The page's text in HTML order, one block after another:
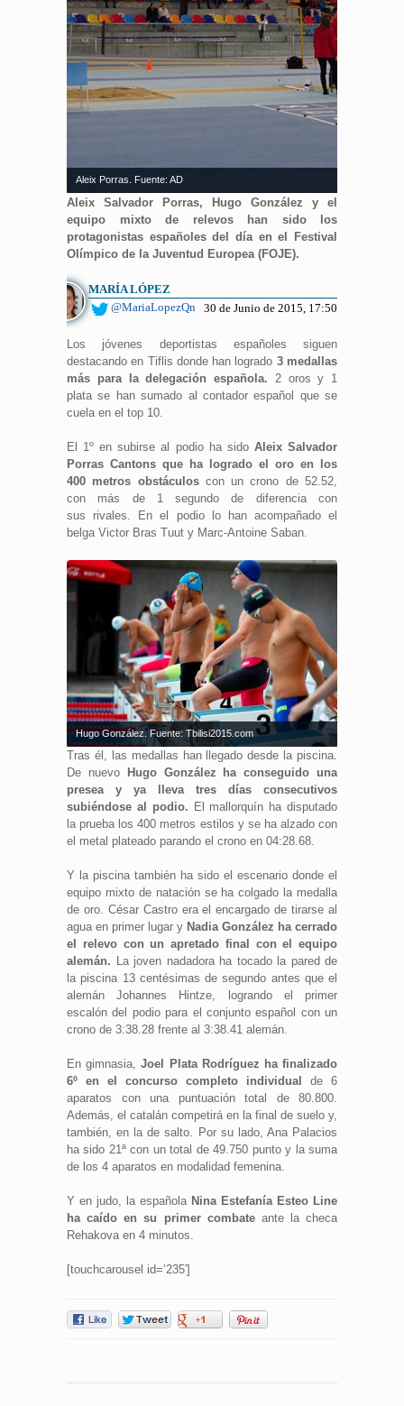
Aleix Porras. Fuente: AD
Aleix Salvador Porras, Hugo González y el
equipo mixto de relevos han sido los
protagonistas españoles del día en el Festival
Olímpico de la Juventud Europea (FOJE).
MARÍA LÓPEZ
@MariaLopezQn 30 de Junio de 2015, 17:50
Los jóvenes deportistas españoles siguen
destacando en Tiflis donde han logrado 3 medallas
más para la delegación española. 2 oros y 1
plata se han sumado al contador español que se
cuela en el top 10.
El 1º en subirse al podio ha sido Aleix Salvador
Porras Cantons que ha logrado el oro en los
400 metros obstáculoscon un crono de 52.52,
con más de 1 segundo de diferencia con
sus rivales. En el podio lo han acompañado el
belga Victor Bras Tuut y Marc-Antoine Saban.
Hugo González. Fuente: Tbilisi2015.com
Tras él, las medallas han llegado desde la piscina.
De nuevo
Hugo González ha conseguido una
presea y ya lleva tres días consecutivos
subiéndose al podio. El mallorquín ha disputado
la prueba los 400 metros estilos y se ha alzado con
el metal plateado parando el crono en 04:28.68.
Y la piscina también ha sido el escenario donde el
equipo mixto de natación se ha colgado la medalla
de oro. César Castro era el encargado de tirarse al
agua en primer lugar y Nadia González ha cerrado
el relevo con un apretado final con el equipo
alemán. La joven nadadora ha tocado la pared de
la piscina 13 centésimas de segundo antes que el
alemán Johannes Hintze, logrando el primer
escalón del podio para el conjunto español con un
crono de 3:38.28 frente al 3:38.41 alemán.
En gimnasia,Joel Plata Rodríguez ha finalizado
6º en el concurso completo individual
de 6
aparatos con una puntuación total de 80.800.
Además, el catalán competirá en la final de suelo y,
también, en la de salto. Por su lado, Ana Palacios
ha sido 21ª con un total de 49.750 punto y la suma
de los 4 aparatos en modalidad femenina.
Y en judo, la española Nina Estefanía Esteo Line
ha caído en su primer combateante la checa
Rehakova en 4 minutos.
[touchcarousel id=’235′]